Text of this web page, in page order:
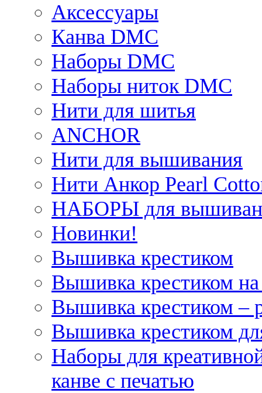
Аксессуары
Канва DMC
Наборы DMC
Наборы ниток DMC
Нити для шитья
ANCHOR
Нити для вышивания
Нити Анкор Pearl
НАБОРЫ для
Новинки!
Вышивка крестиком
Вышивка крестиком
Вышивка крестиком –
Вышивка крестиком
Наборы для
канве с печатью